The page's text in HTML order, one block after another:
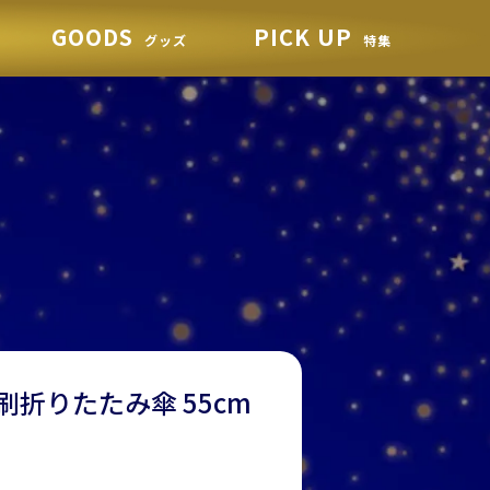
GOODS グッズ PICK UP 特集
折りたたみ傘 55cm